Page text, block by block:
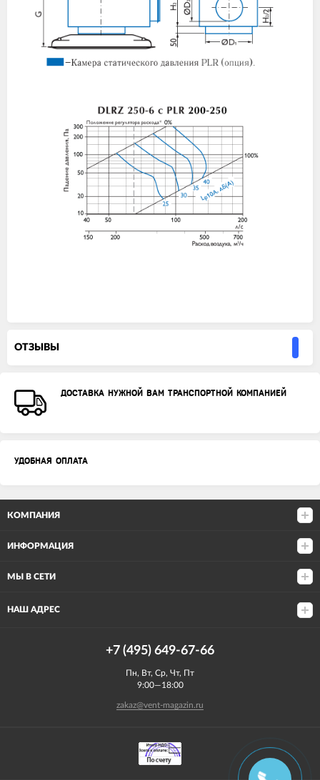
ОТЗЫВЫ
ДОСТАВКА НУЖНОЙ ВАМ ТРАНСПОРТНОЙ КОМПАНИЕЙ
УДОБНАЯ ОПЛАТА
КОМПАНИЯ
ИНФОРМАЦИЯ
МЫ В СЕТИ
НАШ АДРЕС
+7 (495) 649-67-66
Пн, Вт, Ср, Чт, Пт
9:00—18:00
zakaz@vent-magazin.ru